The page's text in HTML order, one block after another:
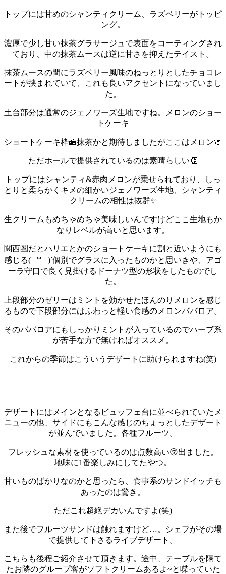
トップには甘めのシャンティクリーム、ラズベリーがトッピ
ング。
濃厚で少し甘い抹茶グラサージュで表面をコーティングされ
ており、中の抹茶ムースは逆に甘さを抑えたテイスト。
抹茶ムースの間にラズベリー風味のねっとりとしたチョコレ
ートが挟まれていて、これも良いアクセントになっていまし
た。
土台部分は通常のジェノワーズ生地ですね。
メロンのショー
トケーキ
ショートケーキ枠🍰抹茶かと期待しましたがここはメロン🍈
ただホールで提供されているのは素晴らしい👏
トップにはシャンティ&赤肉メロンが乗せられており、しっ
とりと柔らかくキメの細かいジェノワーズ生地、シャンティ
クリームの相性は抜群✨
生クリームもめちゃめちゃ美味しいんですけどここ生地もか
なりレベルが高いと思います。
関西圏だとハリエとかのショートケーキに割と近いようにも
感じる( ¯꒳​¯ )ᐝ個別でグラスに入ったものかと思いきや、アゴ
ーラ守口で良く見掛けるドーナツ型の形状をしたものでし
た。
上段部分のゼリーはミントを効かせたほんのりメロンを感じ
るもので下段部分にはふわっと軽い食感のメロンババロア。
そのババロアにもしっかりミントが入っているのでハーブ系
が苦手な方で無ければオススメ。
これからの季節はこういうデザートに助けられますね(笑)
デザートにはメインとなるビュッフェ台に並べられていたメ
ニューの他、サイドにもこんな感じのちょっとしたデザート
が並んでいました。 各種フルーツ。
フレッシュな素材を使っているのは点数高い😚出ました。
地味に1番楽しみにしてたやつ。
甘いものばかりなのかと思ったら、食事系のサンドイッチも
あったのは驚き。
ただこれ超絶デカいんですよ(笑)
また後でフルーツサンドは触れますけど…。
シェフがその場
で提供して下さるライブデザート。
こちらも後程ご紹介させて頂きます。 途中、テーブルを隔て
たお隣のグループ客がソフトクリームあるよ~と喋っていた